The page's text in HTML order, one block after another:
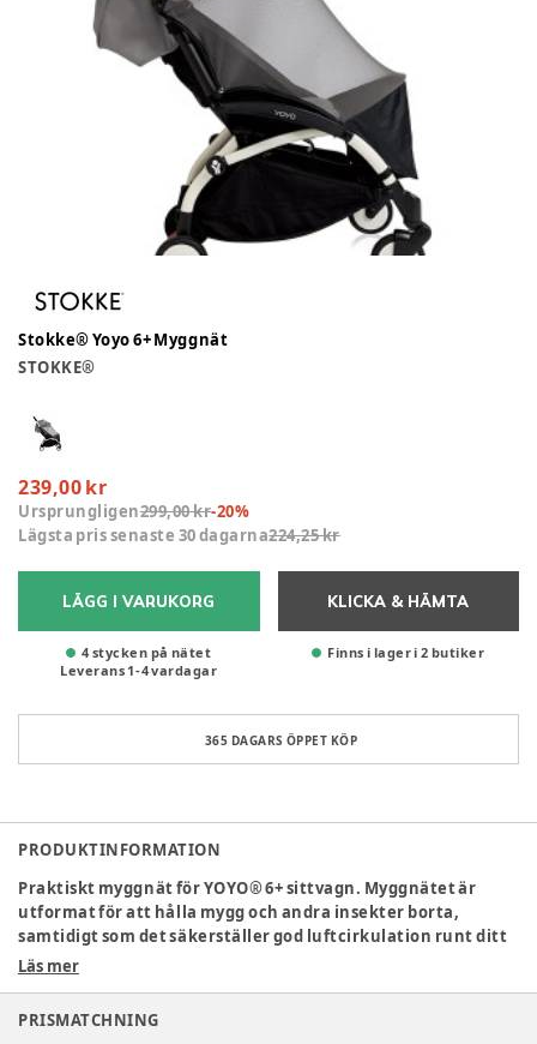
Stokke® Yoyo 6+ Myggnät
STOKKE®
239,00 kr
Ursprungligen299,00 kr-20%
Lägsta pris senaste 30 dagarna224,25 kr
LÄGG I VARUKORG
4 stycken på nätet
Leverans 1-4vardagar
KLICKA & HÄMTA
Finns i lager i 2 butiker
365 DAGARS ÖPPET KÖP
PRODUKTINFORMATION
Praktiskt myggnät för YOYO® 6+ sittvagn. Myggnätet är
utformat för att hålla mygg och andra insekter borta,
samtidigt som det säkerställer god luftcirkulation runt ditt
barn.
Läs mer
PRISMATCHNING